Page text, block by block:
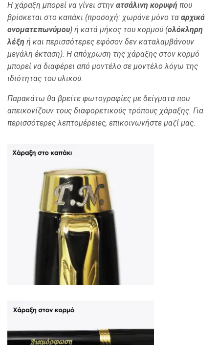
Η χάραξη μπορεί να γίνει στην ατσάλινη κορυφή που
βρίσκεται στο καπάκι (προσοχή: χωράνε μόνο τα αρχικά
ονοματεπωνύμου) ή κατά μήκος του κορμού (ολόκληρη
λέξη ή και περισσότερες εφόσον δεν καταλαμβάνουν
μεγάλη έκταση). H απόχρωση της χάραξης στον κορμό
μπορεί να διαφέρει από μοντέλο σε μοντέλο λόγω της
ιδιότητας του υλικού.
Παρακάτω θα βρείτε φωτογραφίες με δείγματα που
απεικονίζουν τους διαφορετικούς τρόπους χάραξης. Για
περισσότερες λεπτομέρειες, επικοινωνήστε μαζί μας.